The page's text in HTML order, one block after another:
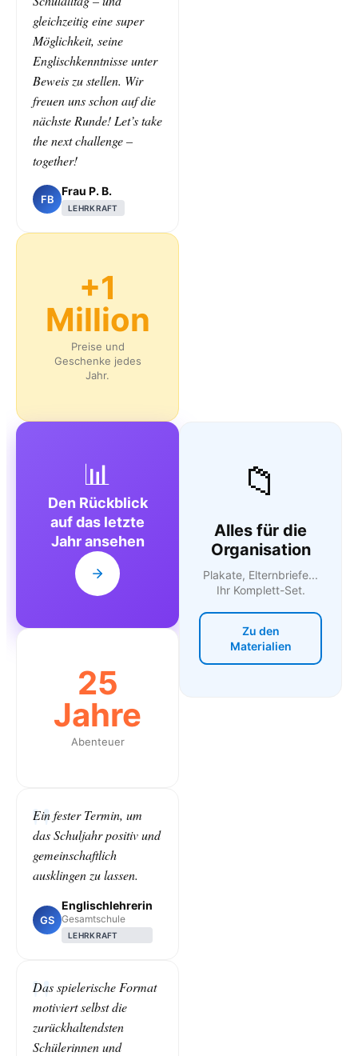
gleichzeitig eine super
Möglichkeit, seine
Englischkenntnisse unter
Beweis zu stellen. Wir
freuen uns schon auf die
nächste Runde! Let’s take
the next challenge –
together!
FB
Frau P. B.
LEHRKRAFT
+1
Million
Preise und
Geschenke jedes
Jahr.
📊
Den Rückblick
auf das letzte
Jahr ansehen
25
Jahre
Abenteuer
Ein fester Termin, um
das Schuljahr positiv und
gemeinschaftlich
ausklingen zu lassen.
GS
Englischlehrerin
Gesamtschule
LEHRKRAFT
Das spielerische Format
motiviert selbst die
zurückhaltendsten
Schülerinnen und
📁
Alles für die
Organisation
Plakate, Elternbriefe...
Ihr Komplett-Set.
Zu den
Materialien